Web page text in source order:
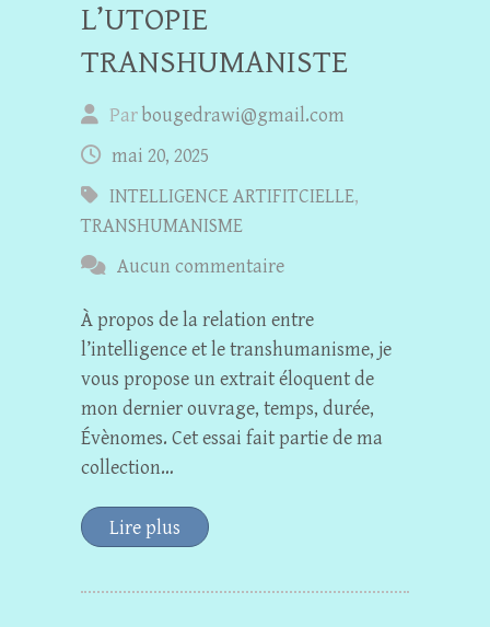
L’UTOPIE
TRANSHUMANISTE
Parbougedrawi@gmail.com
mai 20, 2025
INTELLIGENCE ARTIFITCIELLE,
TRANSHUMANISME
Aucun commentaire
À propos de la relation entre
l’intelligence et le transhumanisme, je
vous propose un extrait éloquent de
mon dernier ouvrage, temps, durée,
Évènomes. Cet essai fait partie de ma
collection…
Lire plus